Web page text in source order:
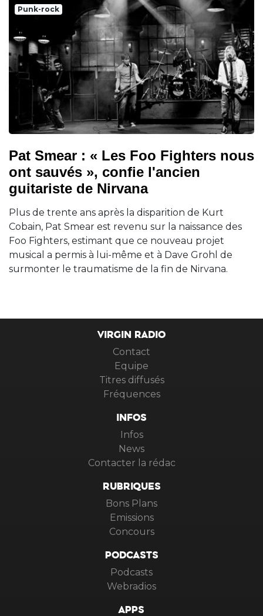
Punk-rock
Pat Smear : « Les Foo Fighters nous
ont sauvés », confie l'ancien
guitariste de Nirvana
Plus de trente ans après la disparition de Kurt
Cobain, Pat Smear est revenu sur la naissance des
Foo Fighters, estimant que ce nouveau projet
musical a permis à lui-même et à Dave Grohl de
surmonter le traumatisme de la fin de Nirvana.
VIRGIN RADIO
Contact
Equipe
Titres diffusés
Fréquences
INFOS
Infos
News
Contacter la rédac
RUBRIQUES
Bons Plans
Emissions
Concours
PODCASTS
Podcasts
Webradios